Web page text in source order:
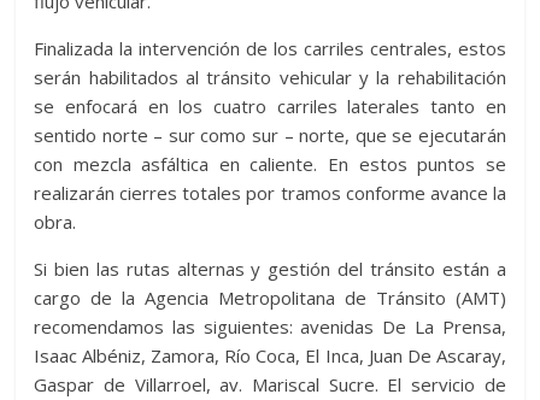
Finalizada la intervención de los carriles centrales, estos
serán habilitados al tránsito vehicular y la rehabilitación
se enfocará en los cuatro carriles laterales tanto en
sentido norte – sur como sur – norte, que se ejecutarán
con mezcla asfáltica en caliente. En estos puntos se
realizarán cierres totales por tramos conforme avance la
obra.
Si bien las rutas alternas y gestión del tránsito están a
cargo de la Agencia Metropolitana de Tránsito (AMT)
recomendamos las siguientes: avenidas De La Prensa,
Isaac Albéniz, Zamora, Río Coca, El Inca, Juan De Ascaray,
Gaspar de Villarroel, av. Mariscal Sucre. El servicio de